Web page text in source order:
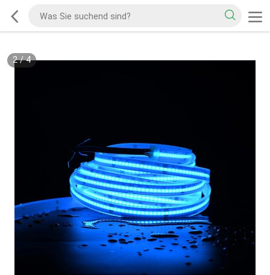
2/4